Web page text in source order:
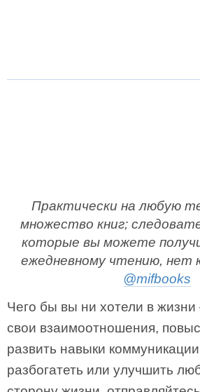
Практически на любую
множество книг;
которые вы можете
ежедневному чтению, нет
@mifbooks
Чего бы вы ни хотели в
свои взаимоотношения,
развить навыки
разбогатеть или улучшить